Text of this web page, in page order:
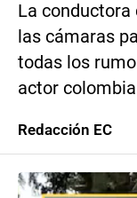
La
las cámaras
todas los
actor
Redacción EC